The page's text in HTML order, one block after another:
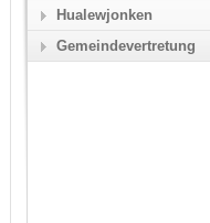
Hualewjonken
Gemeindevertretung